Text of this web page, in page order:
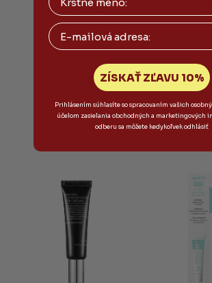
Do košíka
Podobné
Email
ZÍSKAŤ ZĽAVU 10%
Prihlásením súhlasíte so spracovaním vašich
účelom zasielania obchodných a marketingových
odberu sa môžete kedykoľvek odhlásiť